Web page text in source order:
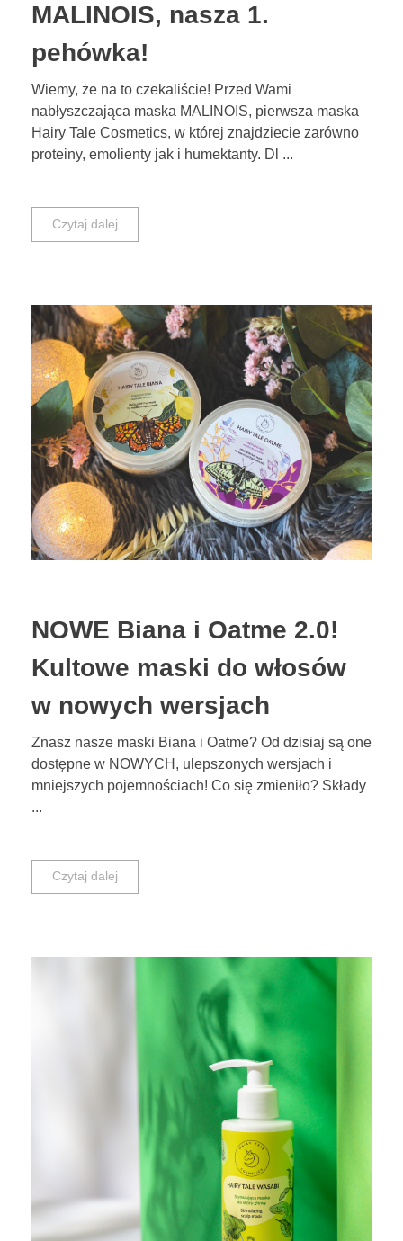
MALINOIS, nasza 1.
pehówka!
Wiemy, że na to czekaliście! Przed Wami
nabłyszczająca maska MALINOIS, pierwsza maska
Hairy Tale Cosmetics, w której znajdziecie zarówno
proteiny, emolienty jak i humektanty. Dl ...
Czytaj dalej
NOWE Biana i Oatme 2.0!
Kultowe maski do włosów
w nowych wersjach
Znasz nasze maski Biana i Oatme? Od dzisiaj są one
dostępne w NOWYCH, ulepszonych wersjach i
mniejszych pojemnościach! Co się zmieniło? Składy
...
Czytaj dalej